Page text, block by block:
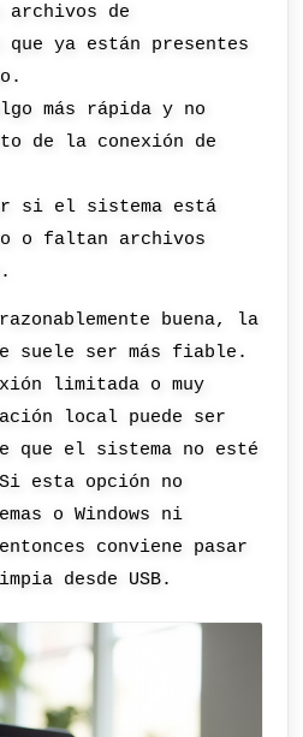
de
ya están presentes
más rápida y no
de la conexión de
si el sistema está
o faltan archivos
buena, la
suele ser más fiable.
limitada o muy
local puede ser
que el sistema no esté
Si esta opción no
o Windows ni
conviene pasar
desde USB.